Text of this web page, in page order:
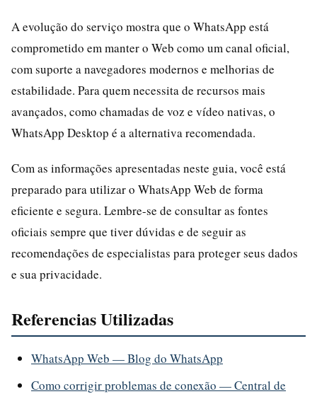
A evolução do serviço mostra que o WhatsApp está
comprometido em manter o Web como um canal oficial,
com suporte a navegadores modernos e melhorias de
estabilidade. Para quem necessita de recursos mais
avançados, como chamadas de voz e vídeo nativas, o
WhatsApp Desktop é a alternativa recomendada.
Com as informações apresentadas neste guia, você está
preparado para utilizar o WhatsApp Web de forma
eficiente e segura. Lembre-se de consultar as fontes
oficiais sempre que tiver dúvidas e de seguir as
recomendações de especialistas para proteger seus dados
e sua privacidade.
Referencias Utilizadas
WhatsApp Web — Blog do WhatsApp
Como corrigir problemas de conexão — Central de